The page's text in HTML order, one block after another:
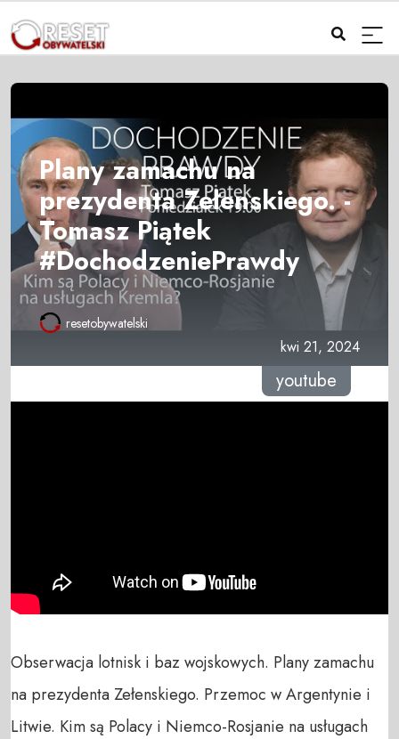
Plany zamachu na
prezydenta Zełenskiego. -
Tomasz Piątek
#DochodzeniePrawdy
resetobywatelski
kwi 21, 2024
youtube
Obserwacja lotnisk i baz wojskowych. Plany zamachu
na prezydenta Zełenskiego. Przemoc w Argentynie i
Litwie. Kim są Polacy i Niemco-Rosjanie na usługach